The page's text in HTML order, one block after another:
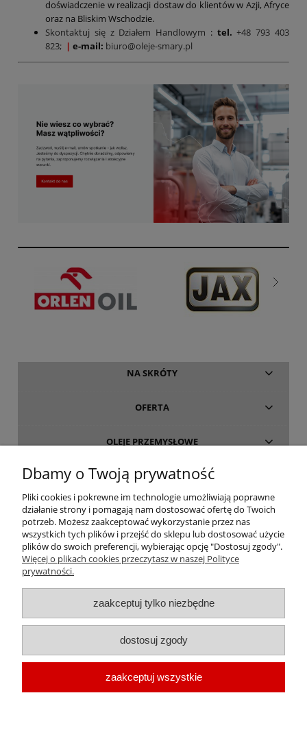
doświadczenie w realizacji dostaw do klientów w Azji, Afryce
oraz na Bliskim Wschodzie.
Skontaktuj się z Działem Handlowym : tel.+48 793 403
823; | e-mail: biuro@oleje-smary.pl
NA SKRÓTY
OFERTA
OLEJE PRZEMYSŁOWE
INFORMACJE
O FIRMIE
| Platforma zakupowa środków smarnych firmy ALVESTA |
Oleje przemysłowe | Smary dla przemysłu spożywczego | Olej do sprężarek
prowadnic | Smar Fuchs | Smar Shell | Oleje Eni AGIP | Smar JAX
Dbamy o Twoją prywatność
Pliki cookies i pokrewne im technologie umożliwiają poprawne
działanie strony i pomagają nam dostosować ofertę do Twoich
potrzeb. Możesz zaakceptować wykorzystanie przez nas
wszystkich tych plików i przejść do sklepu lub dostosować użycie
plików do swoich preferencji, wybierając opcję "Dostosuj zgody".
Więcej o plikach cookies przeczytasz w naszej Polityce
prywatności.
zaakceptuj tylko niezbędne
dostosuj zgody
zaakceptuj wszystkie